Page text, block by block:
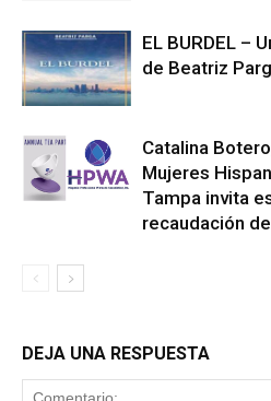
EL BURDEL –
de Beatriz
Catalina
Mujeres
Tampa invita
recaudación
DEJA UNA RESPUESTA